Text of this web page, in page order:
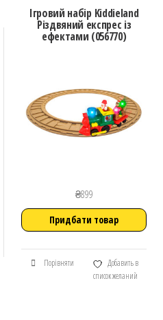
Ігровий набір Kiddieland
Різдвяний експрес із
ефектами (056770)
₴899
Придбати товар
Порівняти
Добавить в
список желаний